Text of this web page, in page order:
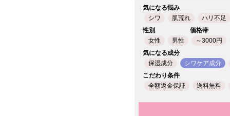
気になる悩み
シワ
肌荒れ
ハリ不足
性別
女性
男性
価格帯
～3000円
気になる成分
保湿成分
シワケア成分
こだわり条件
全額返金保証
送料無料